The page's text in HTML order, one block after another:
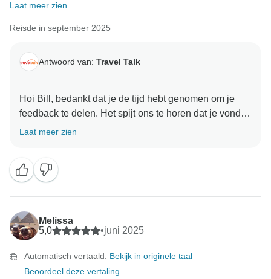
Laat meer zien
Reisde in september 2025
Antwoord van: Travel Talk
Hoi Bill, bedankt dat je de tijd hebt genomen om je
feedback te delen. Het spijt ons te horen dat je vond
dat de informatie voorafgaand aan de reis duidelijker
elke reis om ervoor te zorgen dat alle reizigers zich
volledig voorbereid voelen. Dat gezegd hebbende,
zijn we erg blij om te horen dat jullie gidsen, crew en
chauffeurs zo'n positieve indruk hebben gemaakt en
jullie hebben geholpen om het meeste uit jullie tijd in
Turkije te halen. Ze zijn er trots op dat ze lokaal
inzicht, een soepele coördinatie en uitzonderlijke
service bieden tijdens de hele reis. Het is ook
Laat meer zien
Melissa
5,0
•juni 2025
Automatisch vertaald. Bekijk in originele taal
Beoordeel deze vertaling